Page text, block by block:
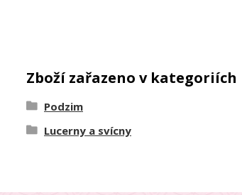
Zboží zařazeno v kategoriích
Podzim
Lucerny a svícny